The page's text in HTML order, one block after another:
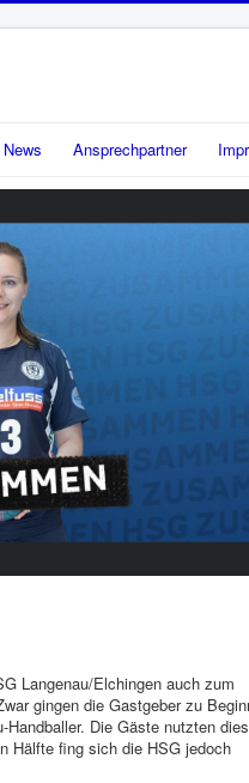
News Ansprechpartner
Langenau/Elchingen auch zum
gingen die Gastgeber zu
Die Gäste nutzten dies
Hälfte fing sich die HSG jedoch